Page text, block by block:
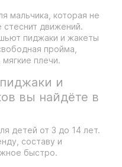
мальчика, которая не
движений.
пиджаки и жакеты
пройма,
плечи.
и
вы найдёте в
детей от 3 до 14 лет.
составу и
быстро.